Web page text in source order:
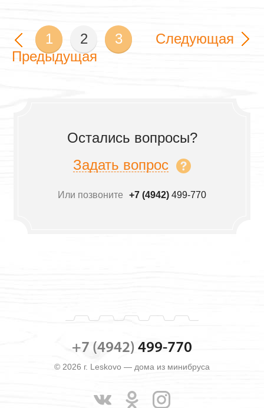
Предыдущая
Следующая
1 2 3
Остались вопросы?
Задать вопрос
Или позвоните +7 (4942) 499-770
+7 (4942) 499-770
© 2026 г. Leskovo — дома из минибруса